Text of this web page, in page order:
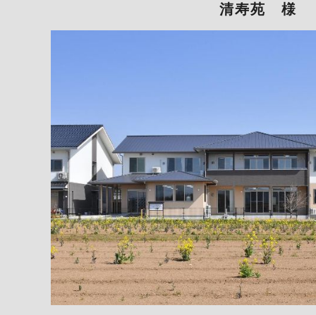
清寿苑 様